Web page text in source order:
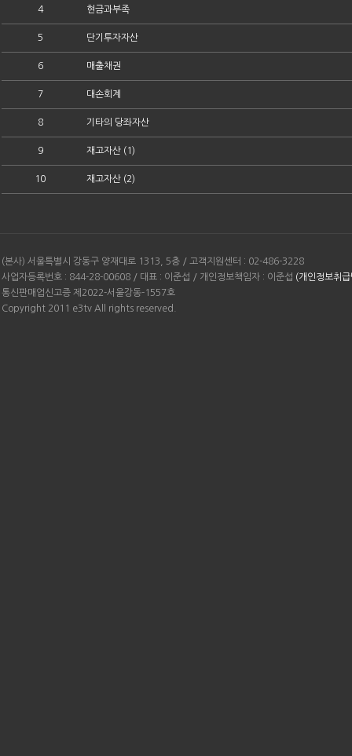
4 현금과부족
5 단기투자자산
6 매출채권
7 대손회계
8 기타의 당좌자산
9 재고자산 (1)
10 재고자산 (2)
(본사) 서울특별시 강동구 양재대로 1313, 5층 / 고객지원센터 : 02-486-3228
사업자등록번호 : 844-28-00608 / 대표 : 이준섭 / 개인정보책임자 : 이준섭 (개인정보취
통신판매업신고증 제2022-서울강동-1557호
Copyright 2011 e3tv All rights reserved.